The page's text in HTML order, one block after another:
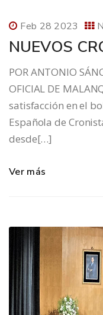
Feb 28 2023
NUEVOS
POR ANTONIO
OFICIAL DE
satisfacción en el
Española de
desde[…]
Ver más